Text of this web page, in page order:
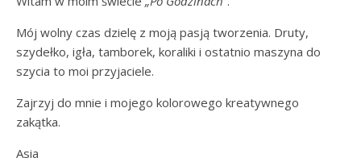
Mój wolny czas dzielę z moją pasją tworzenia. Druty,
szydełko, igła, tamborek, koraliki i ostatnio maszyna do
szycia to moi przyjaciele.
Zajrzyj do mnie i mojego kolorowego kreatywnego
zakątka.
Asia